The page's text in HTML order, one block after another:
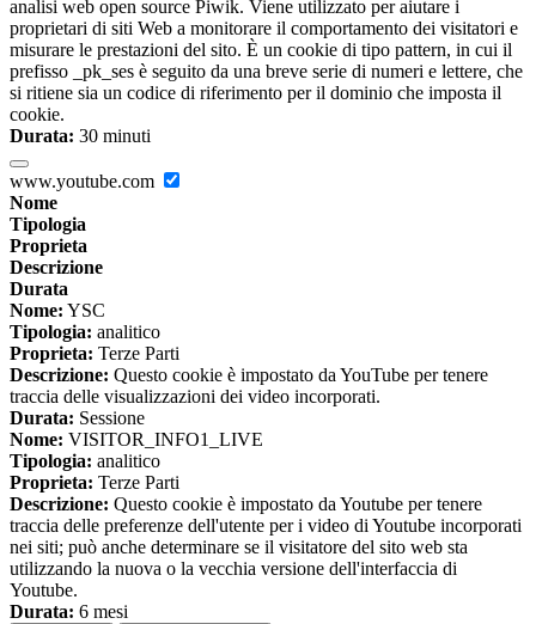
analisi web open source Piwik. Viene utilizzato per aiutare i
proprietari di siti Web a monitorare il comportamento dei visitatori e
misurare le prestazioni del sito. È un cookie di tipo pattern, in cui il
prefisso _pk_ses è seguito da una breve serie di numeri e lettere, che
si ritiene sia un codice di riferimento per il dominio che imposta il
cookie.
Durata: 30 minuti
www.youtube.com
Nome
Tipologia
Proprieta
Descrizione
Durata
Nome: YSC
Tipologia: analitico
Proprieta: Terze Parti
Descrizione: Questo cookie è impostato da YouTube per tenere
traccia delle visualizzazioni dei video incorporati.
Durata: Sessione
Nome: VISITOR_INFO1_LIVE
Tipologia: analitico
Proprieta: Terze Parti
Descrizione: Questo cookie è impostato da Youtube per tenere
traccia delle preferenze dell'utente per i video di Youtube incorporati
nei siti; può anche determinare se il visitatore del sito web sta
utilizzando la nuova o la vecchia versione dell'interfaccia di
Youtube.
Durata: 6 mesi